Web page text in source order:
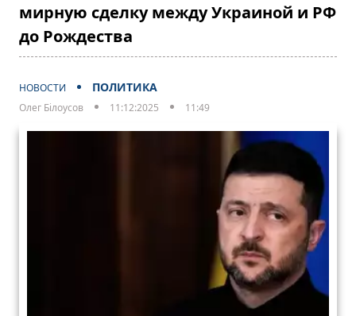
мирную сделку между Украиной и РФ
до Рождества
НОВОСТИ ПОЛИТИКА
Олег Білоусов 11:12:2025 11:49